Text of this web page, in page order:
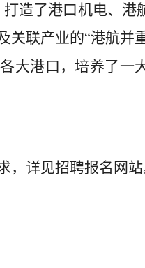
打造了港口机电、
关联产业的“港航
大港口，培养了
详见招聘报名网站